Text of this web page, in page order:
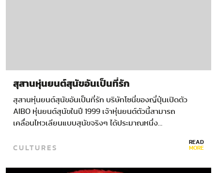
สุสานหุ่นยนต์สุนัขอันเป็นที่รัก
สุสานหุ่นยนต์สุนัขอันเป็นที่รัก บริษัทโซนี่ของญี่ปุ่นเปิดตัว
AIBO หุ่นยนต์สุนัขในปี 1999 เจ้าหุ่นยนต์ตัวนี้สามารถ
เคลื่อนไหวเลียนแบบสุนัขจริงๆ ได้ประมาณหนึ่ง…
CULTURES READ
MORE